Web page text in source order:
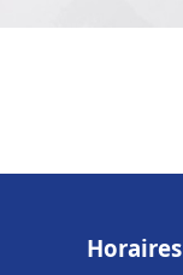
Horaires